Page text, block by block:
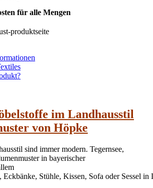
für alle Mengen
im Landhausstil
von Höpke
sind immer modern. Tegernsee,
in bayerischer
Stühle, Kissen, Sofa oder Sessel